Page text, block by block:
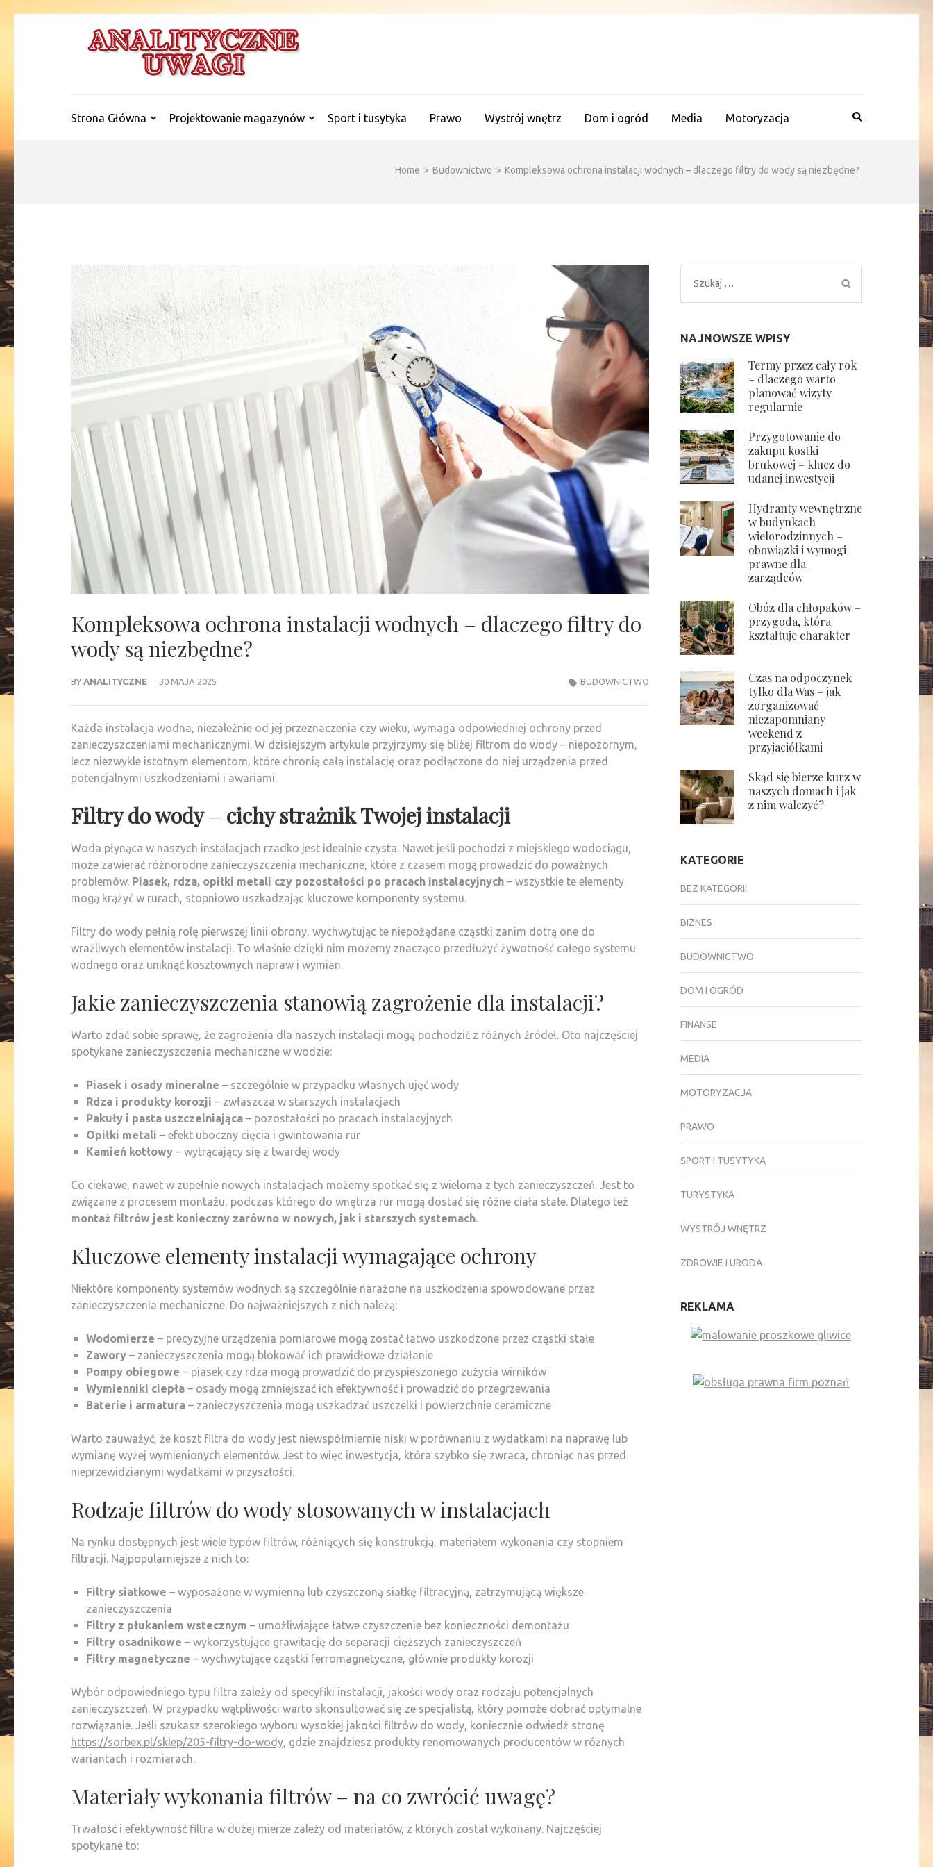
Strona Główna Projektowanie magazynów Sport i tusytyka Prawo Wystrój wnętrz Dom i ogród Media Motoryzacja
Home > Budownictwo > Kompleksowa ochrona instalacji wodnych – dlaczego filtry do wody są niezbędne?
Kompleksowa ochrona instalacji wodnych – dlaczego filtry do
wody są niezbędne?
BY ANALITYCZNE 30 MAJA 2025 BUDOWNICTWO
Każda instalacja wodna, niezależnie od jej przeznaczenia czy wieku, wymaga odpowiedniej ochrony przed
zanieczyszczeniami mechanicznymi. W dzisiejszym artykule przyjrzymy się bliżej filtrom do wody – niepozornym,
lecz niezwykle istotnym elementom, które chronią całą instalację oraz podłączone do niej urządzenia przed
potencjalnymi uszkodzeniami i awariami.
Filtry do wody– cichy strażnik Twojej instalacji
Woda płynąca w naszych instalacjach rzadko jest idealnie czysta. Nawet jeśli pochodzi z miejskiego wodociągu,
może zawierać różnorodne zanieczyszczenia mechaniczne, które z czasem mogą prowadzić do poważnych
problemów. Piasek, rdza, opiłki metali czy pozostałości po pracach instalacyjnych – wszystkie te elementy
mogą krążyć w rurach, stopniowo uszkadzając kluczowe komponenty systemu.
Filtry do wody pełnią rolę pierwszej linii obrony, wychwytując te niepożądane cząstki zanim dotrą one do
wrażliwych elementów instalacji. To właśnie dzięki nim możemy znacząco przedłużyć żywotność całego systemu
wodnego oraz uniknąć kosztownych napraw i wymian.
Jakie zanieczyszczenia stanowią zagrożenie dla instalacji?
Warto zdać sobie sprawę, że zagrożenia dla naszych instalacji mogą pochodzić z różnych źródeł. Oto najczęściej
spotykane zanieczyszczenia mechaniczne w wodzie:
Piasek i osady mineralne – szczególnie w przypadku własnych ujęć wody
Rdza i produkty korozji – zwłaszcza w starszych instalacjach
Pakuły i pasta uszczelniająca – pozostałości po pracach instalacyjnych
Opiłki metali – efekt uboczny cięcia i gwintowania rur
Kamień kotłowy – wytrącający się z twardej wody
Co ciekawe, nawet w zupełnie nowych instalacjach możemy spotkać się z wieloma z tych zanieczyszczeń. Jest to
związane z procesem montażu, podczas którego do wnętrza rur mogą dostać się różne ciała stałe. Dlatego też
montaż filtrów jest konieczny zarówno w nowych, jak i starszych systemach.
Kluczowe elementy instalacji wymagające ochrony
Niektóre komponenty systemów wodnych są szczególnie narażone na uszkodzenia spowodowane przez
zanieczyszczenia mechaniczne. Do najważniejszych z nich należą:
Wodomierze – precyzyjne urządzenia pomiarowe mogą zostać łatwo uszkodzone przez cząstki stałe
Zawory – zanieczyszczenia mogą blokować ich prawidłowe działanie
Pompy obiegowe – piasek czy rdza mogą prowadzić do przyspieszonego zużycia wirników
Wymienniki ciepła – osady mogą zmniejszać ich efektywność i prowadzić do przegrzewania
Baterie i armatura – zanieczyszczenia mogą uszkadzać uszczelki i powierzchnie ceramiczne
Warto zauważyć, że koszt filtra do wody jest niewspółmiernie niski w porównaniu z wydatkami na naprawę lub
wymianę wyżej wymienionych elementów. Jest to więc inwestycja, która szybko się zwraca, chroniąc nas przed
nieprzewidzianymi wydatkami w przyszłości.
Rodzaje filtrów do wody stosowanych w instalacjach
Na rynku dostępnych jest wiele typów filtrów, różniących się konstrukcją, materiałem wykonania czy stopniem
filtracji. Najpopularniejsze z nich to:
Filtry siatkowe – wyposażone w wymienną lub czyszczoną siatkę filtracyjną, zatrzymującą większe
zanieczyszczenia
Filtry z płukaniem wstecznym – umożliwiające łatwe czyszczenie bez konieczności demontażu
Filtry osadnikowe – wykorzystujące grawitację do separacji cięższych zanieczyszczeń
Filtry magnetyczne – wychwytujące cząstki ferromagnetyczne, głównie produkty korozji
Wybór odpowiedniego typu filtra zależy od specyfiki instalacji, jakości wody oraz rodzaju potencjalnych
zanieczyszczeń. W przypadku wątpliwości warto skonsultować się ze specjalistą, który pomoże dobrać optymalne
rozwiązanie. Jeśli szukasz szerokiego wyboru wysokiej jakości filtrów do wody, koniecznie odwiedź stronę
https://sorbex.pl/sklep/205-filtry-do-wody, gdzie znajdziesz produkty renomowanych producentów w różnych
wariantach i rozmiarach.
Materiały wykonania filtrów – na co zwrócić uwagę?
Trwałość i efektywność filtra w dużej mierze zależy od materiałów, z których został wykonany. Najczęściej
spotykane to:
Szukaj:
NAJNOWSZE WPISY
Termy przez cały rok
– dlaczego warto
planować wizyty
regularnie
Przygotowanie do
zakupu kostki
brukowej – klucz do
udanej inwestycji
Hydranty wewnętrzne
w budynkach
wielorodzinnych –
obowiązki i wymogi
prawne dla
zarządców
Obóz dla chłopaków –
przygoda, która
kształtuje charakter
Czas na odpoczynek
tylko dla Was – jak
zorganizować
niezapomniany
weekend z
przyjaciółkami
Skąd się bierze kurz w
naszych domach i jak
z nim walczyć?
KATEGORIE
BEZ KATEGORII
BIZNES
BUDOWNICTWO
DOM I OGRÓD
FINANSE
MEDIA
MOTORYZACJA
PRAWO
SPORT I TUSYTYKA
TURYSTYKA
WYSTRÓJ WNĘTRZ
ZDROWIE I URODA
REKLAMA